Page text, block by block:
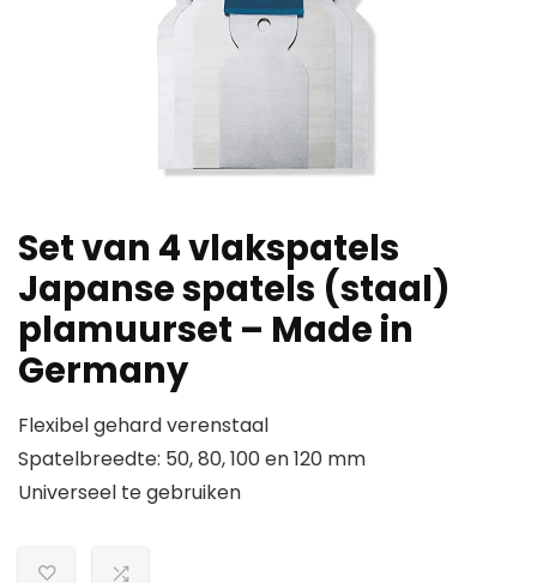
Set van 4 vlakspatels
Japanse spatels (staal)
plamuurset – Made in
Germany
Flexibel gehard verenstaal
Spatelbreedte: 50, 80, 100 en 120 mm
Universeel te gebruiken